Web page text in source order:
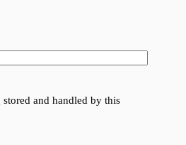
and handled by this